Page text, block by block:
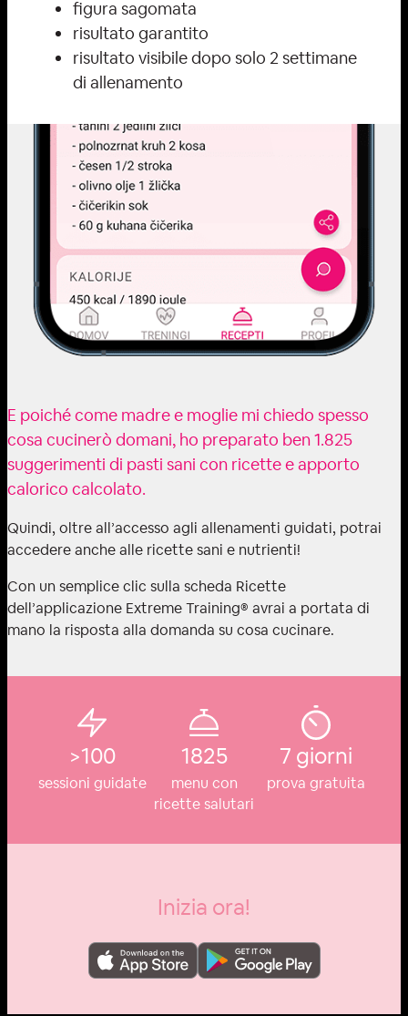
figura sagomata
risultato garantito
risultato visibile dopo solo 2 settimane
di allenamento
E poiché come madre e moglie mi chiedo spesso
cosa cucinerò domani, ho preparato ben 1.825
suggerimenti di pasti sani con ricette e apporto
calorico calcolato.
Quindi, oltre all’accesso agli allenamenti guidati, potrai
accedere anche alle ricette sani e nutrienti!
Con un semplice clic sulla scheda Ricette
dell’applicazione Extreme Training®️ avrai a portata di
mano la risposta alla domanda su cosa cucinare.
>100 1825 7 giorni
sessioni guidate
menu con
ricette salutari
prova gratuita
Inizia ora!